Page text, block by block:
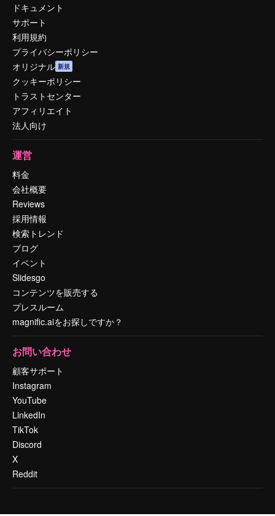
ドキュメント
サポート
利用規約
プライバシーポリシー
オリジナル 新規
クッキーポリシー
トラストセンター
アフィリエイト
法人向け
運営
料金
会社概要
Reviews
採用情報
検索トレンド
ブログ
イベント
Slidesgo
コンテンツを販売する
プレスルーム
magnific.aiをお探しですか？
お問い合わせ
顧客サポート
Instagram
YouTube
LinkedIn
TikTok
Discord
X
Reddit